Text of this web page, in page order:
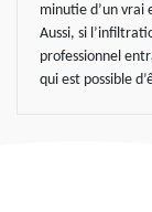
minutie d’un vrai
Aussi, si
professionnel
qui est possible